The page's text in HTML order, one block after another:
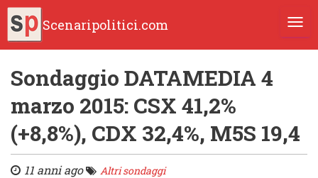
Scenaripolitici.com
Sondaggio DATAMEDIA 4
marzo 2015: CSX 41,2%
(+8,8%), CDX 32,4%, M5S 19,4
11 anni ago Altri sondaggi